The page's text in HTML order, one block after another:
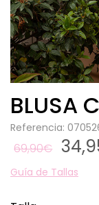
BLUSA
Referencia:
69,90€
Guía de Tallas